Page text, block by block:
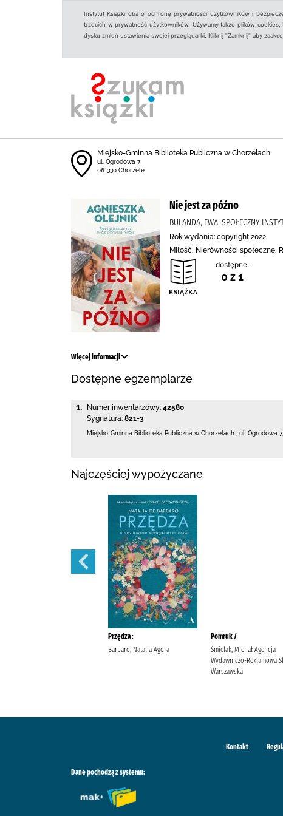
Instytut Książki dba o ochronę prywatności użytkowników i
trzecich w prywatność użytkowników. Używamy także plików
dysku zmień ustawienia swojej przeglądarki. Kliknij "Zamknij" aby
Miejsko-Gminna Biblioteka Publiczna w Chorzelach
ul. Ogrodowa 7
06-330 Chorzele
Nie jest za późno
BULANDA, EWA, SPOŁECZNY
Rok wydania: copyright 2022.
Miłość, Nierówności
dostępne:
0 z 1
Więcej informacji
Dostępne egzemplarze
1. Numer inwentarzowy: 42580
Sygnatura: 821-3
Miejsko-Gminna Biblioteka Publiczna w Chorzelach ul. Ogrodowa 7,
Najczęściej wypożyczane
Przędza :
Barbaro, Natalia Agora
Pomruk /
Śmielak, Michał Agencja
Wydawniczo-Reklamowa
Warszawska
Kontakt
Dane pochodzą z systemu: